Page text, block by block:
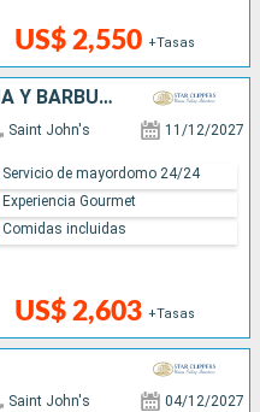
US$ 2,550 +Tasas
FRANCIA, DOMINICA, ANTIGUA Y BARBUDA
Saint John's 11/12/2027
US$ 2,603 +Tasas
Servicio de mayordomo 24/24
Experiencia Gourmet
Comidas incluidas
Saint John's 04/12/2027